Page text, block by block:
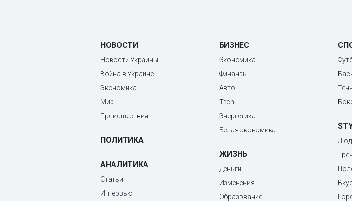
НОВОСТИ
Новости Украины
Война в Украине
Экономика
Мир
Происшествия
ПОЛИТИКА
АНАЛИТИКА
Статьи
Интервью
БИЗНЕС
Экономика
Финансы
Авто
Tech
Энергетика
Белая экономика
ЖИЗНЬ
Деньги
Изменения
Образование